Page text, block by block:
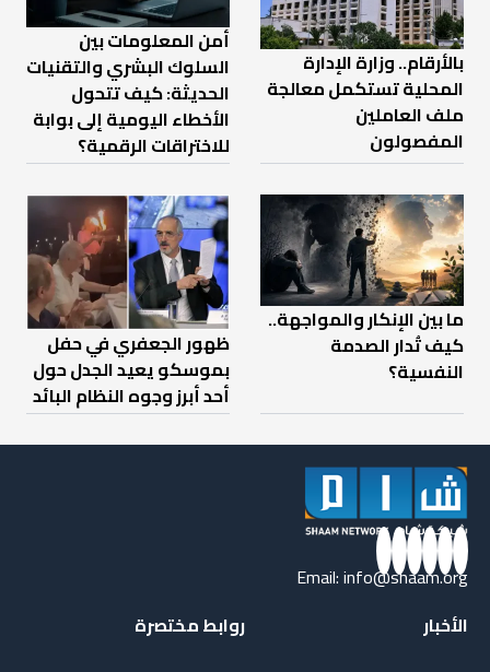
بالأرقام.. وزارة الإدارة
المحلية تستكمل معالجة
ملف العاملين
المفصولون
أمن المعلومات بين
السلوك البشري والتقنيات
الحديثة: كيف تتحول
الأخطاء اليومية إلى بوابة
للاختراقات الرقمية؟
ما بين الإنكار والمواجهة..
كيف تُدار الصدمة
النفسية؟
ظهور الجعفري في حفل
بموسكو يعيد الجدل حول
أحد أبرز وجوه النظام البائد
Email:info@shaam.org
الأخبار
روابط مختصرة